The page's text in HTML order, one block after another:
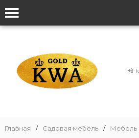
📲
Главная / Садовая мебель / Мебель